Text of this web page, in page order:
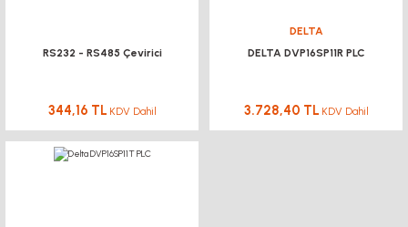
RS232 - RS485 Çevirici
344,16 TL KDV Dahil
DELTA
DELTA DVP16SP11R PLC
3.728,40 TL KDV Dahil